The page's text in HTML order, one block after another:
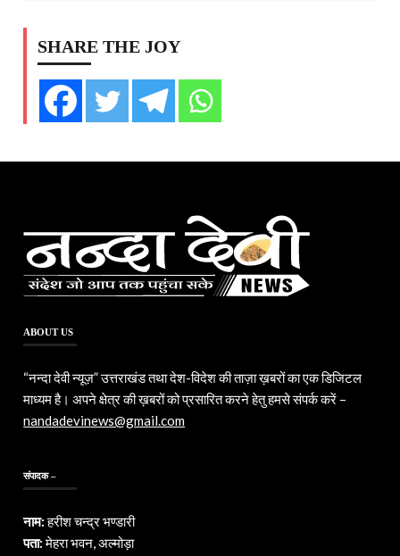
SHARE THE JOY
ABOUT US
“नन्दा देवी न्यूज़” उत्तराखंड तथा देश-विदेश की ताज़ा ख़बरों का एक डिजिटल
माध्यम है। अपने क्षेत्र की ख़बरों को प्रसारित करने हेतु हमसे संपर्क करें –
nandadevinews@gmail.com
संपादक –
नाम:हरीश चन्द्र भण्डारी
पता:मेहरा भवन, अल्मोड़ा